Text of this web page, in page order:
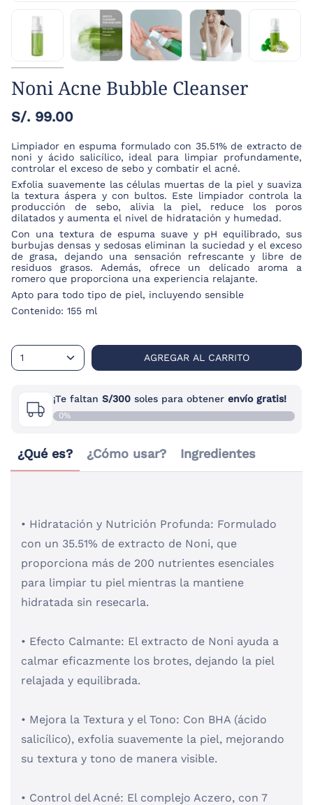
Noni Acne Bubble Cleanser
S/. 99.00
Limpiador en espuma formulado con 35.51% de extracto de
noni y ácido salicílico, ideal para limpiar profundamente,
controlar el exceso de sebo y combatir el acné.
Exfolia suavemente las células muertas de la piel y suaviza
la textura áspera y con bultos. Este limpiador controla la
producción de sebo, alivia la piel, reduce los poros
dilatados y aumenta el nivel de hidratación y humedad.
Con una textura de espuma suave y pH equilibrado, sus
burbujas densas y sedosas eliminan la suciedad y el exceso
de grasa, dejando una sensación refrescante y libre de
residuos grasos. Además, ofrece un delicado aroma a
romero que proporciona una experiencia relajante.
Apto para todo tipo de piel, incluyendo sensible
Contenido: 155 ml
1 AGREGAR AL CARRITO
¡Te faltan S/300 soles para obtener envío gratis!
0%
¿Qué es? ¿Cómo usar? Ingredientes
• Hidratación y Nutrición Profunda: Formulado
con un 35.51% de extracto de Noni, que
proporciona más de 200 nutrientes esenciales
para limpiar tu piel mientras la mantiene
hidratada sin resecarla.
• Efecto Calmante: El extracto de Noni ayuda a
calmar eficazmente los brotes, dejando la piel
relajada y equilibrada.
• Mejora la Textura y el Tono: Con BHA (ácido
salicílico), exfolia suavemente la piel, mejorando
su textura y tono de manera visible.
• Control del Acné: El complejo Aczero, con 7